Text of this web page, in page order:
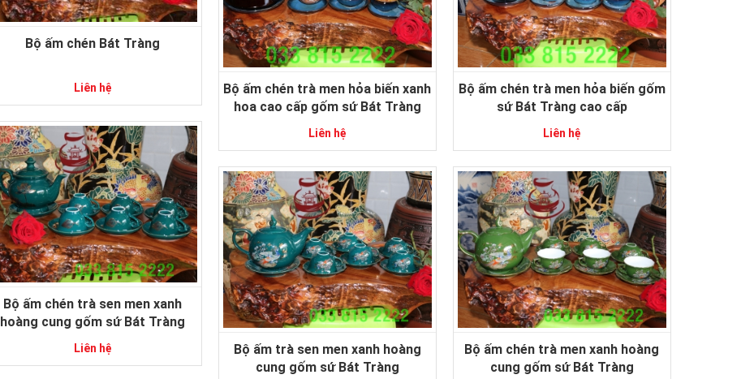
Bộ ấm chén Bát Tràng
Liên hệ
Bộ ấm chén trà men hỏa biến xanh
hoa cao cấp gốm sứ Bát Tràng
Liên hệ
Bộ ấm chén trà men hỏa biến gốm
sứ Bát Tràng cao cấp
Liên hệ
Bộ ấm chén trà sen men xanh
hoàng cung gốm sứ Bát Tràng
Liên hệ
Bộ ấm trà sen men xanh hoàng
cung gốm sứ Bát Tràng
Bộ ấm chén trà men xanh hoàng
cung gốm sứ Bát Tràng